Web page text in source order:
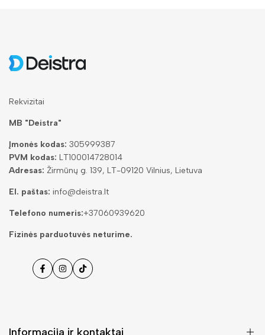
Rekvizitai
MB "Deistra"
Įmonės kodas: 305999387
PVM kodas: LT100014728014
Adresas: Žirmūnų g. 139, LT-09120 Vilnius, Lietuva
El. paštas: info@deistra.lt
Telefono numeris:+37060939620
Fizinės parduotuvės neturime.
FacebookInstagramas
Tiktok
Informacija ir kontaktai